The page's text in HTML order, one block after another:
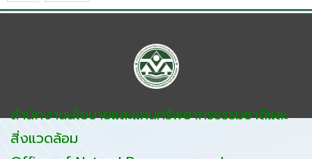
สำนักงานนโยบายและแผนทรัพยากรธรรมชาติและ
สิ่งแวดล้อม